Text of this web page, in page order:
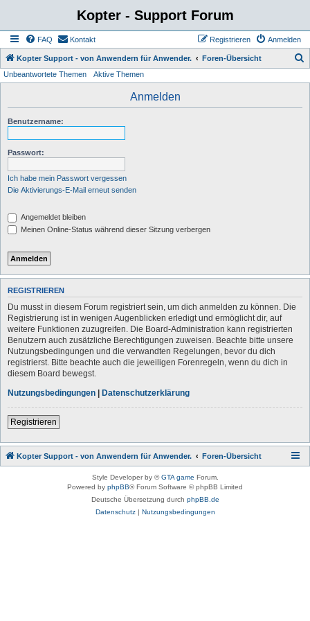
Kopter - Support Forum
FAQ Kontakt Anmelden
Registrieren
Kopter Support - von Anwendern für Anwender. Foren-Übersicht
Unbeantwortete Themen Aktive Themen
Anmelden
Benutzername:
Passwort:
Ich habe mein Passwort vergessen
Die Aktivierungs-E-Mail erneut senden
Angemeldet bleiben
Meinen Online-Status während dieser Sitzung verbergen
REGISTRIEREN
Du musst in diesem Forum registriert sein, um dich anmelden zu können. Die
Registrierung ist in wenigen Augenblicken erledigt und ermöglicht dir, auf
weitere Funktionen zuzugreifen. Die Board-Administration kann registrierten
Benutzern auch zusätzliche Berechtigungen zuweisen. Beachte bitte unsere
Nutzungsbedingungen und die verwandten Regelungen, bevor du dich
registrierst. Bitte beachte auch die jeweiligen Forenregeln, wenn du dich in
diesem Board bewegst.
Nutzungsbedingungen | Datenschutzerklärung
Registrieren
Kopter Support - von Anwendern für Anwender. Foren-Übersicht
Style Developer by ©GTA game Forum.
Powered by phpBB® Forum Software © phpBB Limited
Deutsche Übersetzung durch phpBB.de
Datenschutz| Nutzungsbedingungen